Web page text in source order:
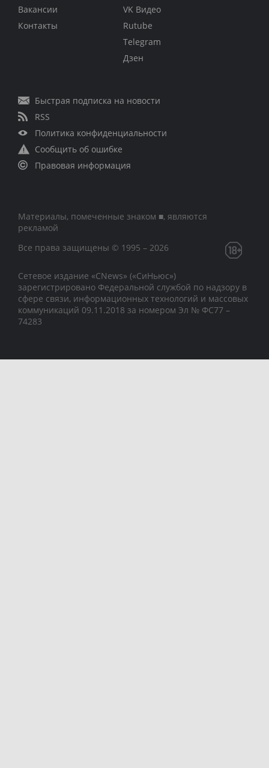
Вакансии
Контакты
VK Видео
Rutube
Telegram
Дзен
Быстрая подписка на новости
RSS
Политика конфиденциальности
Сообщить об ошибке
Правовая информация
Материалы, помеченные знаком ■, являются
рекламой
Все права защищены © 1995 – 2026
Сетевое издание «CNews» («СиНьюс»)
зарегистрировано Федеральной службой по надзору в
сфере связи, информационных технологий и массовых
коммуникаций 09.11.2018 за номером Эл № ФС77 –
74283